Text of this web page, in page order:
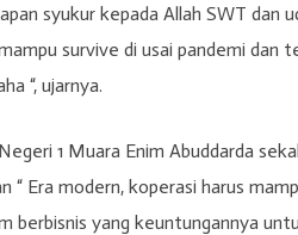
syukur kepada Allah SWT dan
survive di usai pandemi
“, ujarnya.
1 Muara Enim Abuddarda
“ Era modern, koperasi harus
berbisnis yang keuntungannya